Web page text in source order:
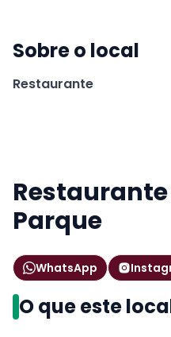
Sobre o local
Restaurante
Restaurante
Parque
WhatsApp
O que este